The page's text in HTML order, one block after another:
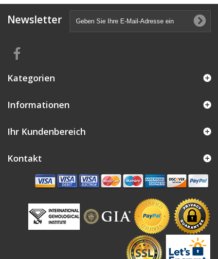
Newsletter
Kategorien
Informationen
Ihr Kundenbereich
Kontakt